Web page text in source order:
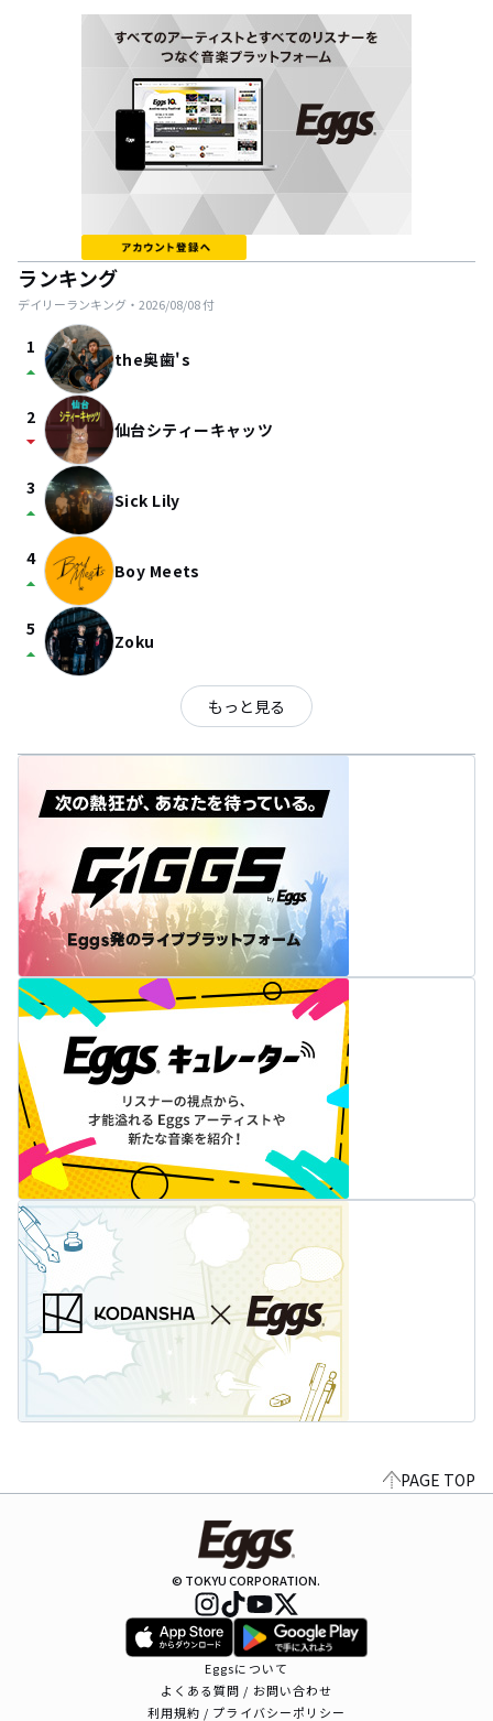
ランキング
デイリーランキング・ 2026/08/08付
1
arrow_drop_up the奥歯's
2
arrow_drop_down 仙台シティーキャッツ
3
arrow_drop_up Sick Lily
4
arrow_drop_up Boy Meets
5
arrow_drop_up Zoku
もっと見る
PAGE TOP
© TOKYU CORPORATION.
Eggsについて
よくある質問 / お問い合わせ
利用規約 / プライバシーポリシー